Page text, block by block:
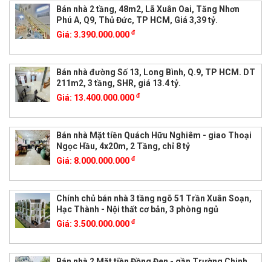
Bán nhà 2 tầng, 48m2, Lã Xuân Oai, Tăng Nhơn
Phú A, Q9, Thủ Đức, TP HCM, Giá 3,39 tỷ.
Giá: 3.390.000.000 đ
Bán nhà đường Số 13, Long Bình, Q.9, TP HCM. DT
211m2, 3 tầng, SHR, giá 13.4 tỷ.
Giá: 13.400.000.000 đ
Bán nhà Mặt tiền Quách Hữu Nghiêm - giao Thoại
Ngọc Hầu, 4x20m, 2 Tầng, chỉ 8 tỷ
Giá: 8.000.000.000 đ
Chính chủ bán nhà 3 tầng ngõ 51 Trần Xuân Soạn,
Hạc Thành - Nội thất cơ bản, 3 phòng ngủ
Giá: 3.500.000.000 đ